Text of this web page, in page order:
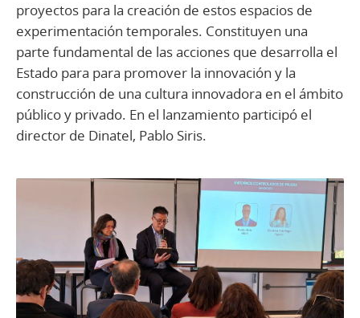
proyectos para la creación de estos espacios de
experimentación temporales. Constituyen una
parte fundamental de las acciones que desarrolla el
Estado para para promover la innovación y la
construcción de una cultura innovadora en el ámbito
público y privado. En el lanzamiento participó el
director de Dinatel, Pablo Siris.